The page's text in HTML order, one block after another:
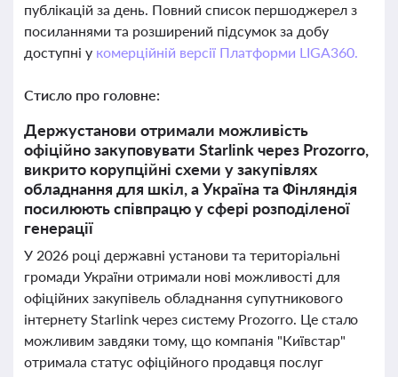
публікацій за день. Повний список першоджерел з
посиланнями та розширений підсумок за добу
доступні у комерційній версії Платформи LIGA360.
Стисло про головне:
Держустанови отримали можливість
офіційно закуповувати Starlink через Prozorro,
викрито корупційні схеми у закупівлях
обладнання для шкіл, а Україна та Фінляндія
посилюють співпрацю у сфері розподіленої
генерації
У 2026 році державні установи та територіальні
громади України отримали нові можливості для
офіційних закупівель обладнання супутникового
інтернету Starlink через систему Prozorro. Це стало
можливим завдяки тому, що компанія "Київстар"
отримала статус офіційного продавця послуг